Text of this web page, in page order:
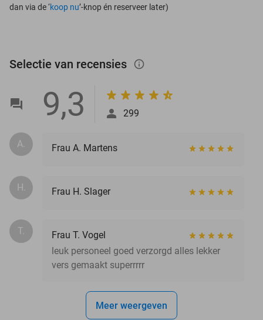
dan via de ‘koop nu’-knop én reserveer later)
Selectie van recensies info_outlined
9,3 299
A. Frau A. Martens
H. Frau H. Slager
T.
Frau T. Vogel
leuk personeel goed verzorgd alles lekker
vers gemaakt superrrrr
Meer weergeven